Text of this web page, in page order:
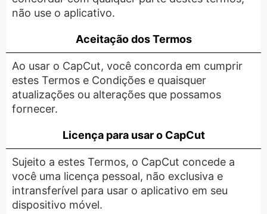
não use o aplicativo.
Aceitação dos Termos
Ao usar o CapCut, você concorda em cumprir
estes Termos e Condições e quaisquer
atualizações ou alterações que possamos
fornecer.
Licença para usar o CapCut
Sujeito a estes Termos, o CapCut concede a
você uma licença pessoal, não exclusiva e
intransferível para usar o aplicativo em seu
dispositivo móvel.